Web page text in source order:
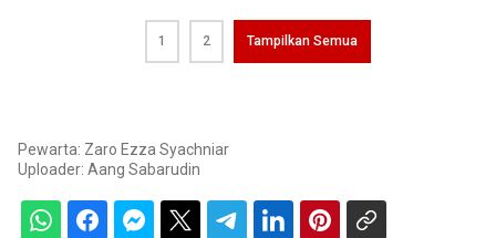
1 2 Tampilkan Semua
Pewarta: Zaro Ezza Syachniar
Uploader: Aang Sabarudin